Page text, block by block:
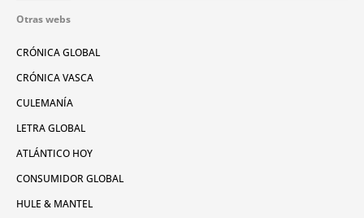
Otras webs
CRÓNICA GLOBAL
CRÓNICA VASCA
CULEMANÍA
LETRA GLOBAL
ATLÁNTICO HOY
CONSUMIDOR GLOBAL
HULE & MANTEL